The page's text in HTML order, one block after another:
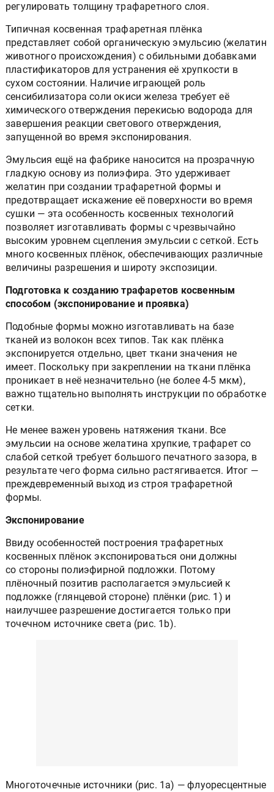
регулировать толщину трафаретного слоя.
Типичная косвенная трафаретная плёнка
представляет собой органическую эмульсию (желатин
животного происхождения) с обильными добавками
пластификаторов для устранения её хрупкости в
сухом состоянии. Наличие играющей роль
сенсибилизатора соли окиси железа требует её
химического отверждения перекисью водорода для
завершения реакции светового отверждения,
запущенной во время экспонирования.
Эмульсия ещё на фабрике наносится на прозрачную
гладкую основу из полиэфира. Это удерживает
желатин при создании трафаретной формы и
предотвращает искажение её поверхности во время
сушки — эта особенность косвенных технологий
позволяет изготавливать формы с чрезвычайно
высоким уровнем сцепления эмульсии с сеткой. Есть
много косвенных плёнок, обеспечивающих различные
величины разрешения и широту экспозиции.
Подготовка к созданию трафаретов косвенным
способом (экспонирование и проявка)
Подобные формы можно изготавливать на базе
тканей из волокон всех типов. Так как плёнка
экспонируется отдельно, цвет ткани значения не
имеет. Поскольку при закреплении на ткани плёнка
проникает в неё незначительно (не более 4-5 мкм),
важно тщательно выполнять инструкции по обработке
сетки.
Не менее важен уровень натяжения ткани. Все
эмульсии на основе желатина хрупкие, трафарет со
слабой сеткой требует большого печатного зазора, в
результате чего форма сильно растягивается. Итог —
преждевременный выход из строя трафаретной
формы.
Экспонирование
Ввиду особенностей построения трафаретных
косвенных плёнок экспонироваться они должны
со стороны полиэфирной подложки. Потому
плёночный позитив располагается эмульсией к
подложке (глянцевой стороне) плёнки (рис. 1) и
наилучшее разрешение достигается только при
точечном источнике света (рис. 1b).
Многоточечные источники (рис. 1а) — флуоресцентные